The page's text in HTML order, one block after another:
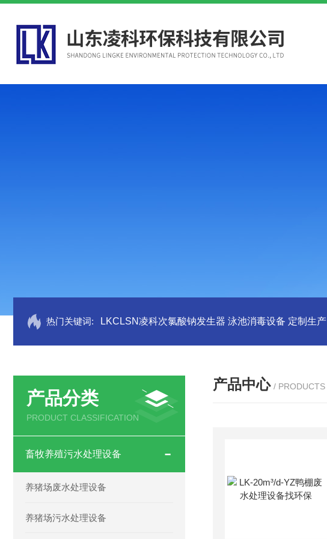
热门关键词: LKCLSN凌科次氯酸钠发生器 泳池消毒设备 定制生产
产品分类
PRODUCT CLASSIFICATION
畜牧养殖污水处理设备
养猪场废水处理设备
养猪场污水处理设备
产品中心 / PRODUCTS